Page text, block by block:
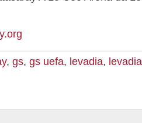
, gs, gs uefa, levadia,